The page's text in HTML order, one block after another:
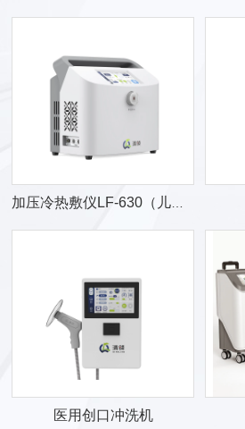
加压冷热敷仪LF-630（儿童型）
医用创口冲洗机